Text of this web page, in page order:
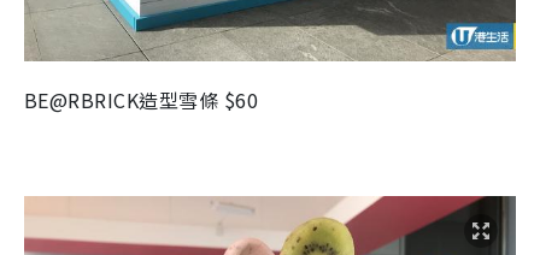
BE@RBRICK造型雪條 $60